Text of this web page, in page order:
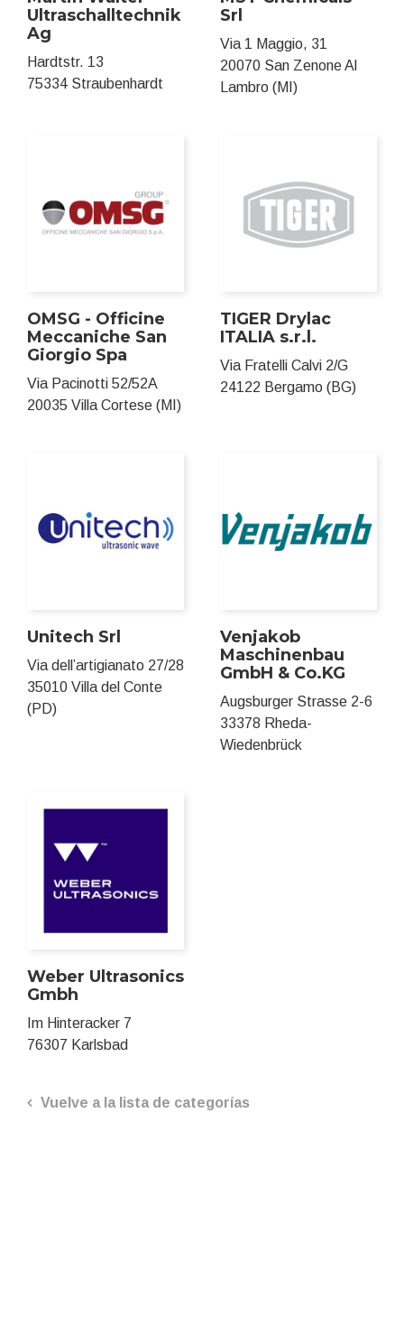
Ultraschalltechnik
Ag
Hardtstr. 13
75334 Straubenhardt
Srl
Via 1 Maggio, 31
20070 San Zenone Al
Lambro (MI)
OMSG - Officine
Meccaniche San
Giorgio Spa
Via Pacinotti 52/52A
20035 Villa Cortese (MI)
TIGER Drylac
ITALIA s.r.l.
Via Fratelli Calvi 2/G
24122 Bergamo (BG)
Unitech Srl
Via dell’artigianato 27/28
35010 Villa del Conte
(PD)
Venjakob
Maschinenbau
GmbH & Co.KG
Augsburger Strasse 2-6
33378 Rheda-
Wiedenbrück
Weber Ultrasonics
Gmbh
Im Hinteracker 7
76307 Karlsbad
Vuelve a la lista de categorías